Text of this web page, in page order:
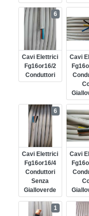
Cavi Elettrici
Fg16or16/2
Conduttori
6
Cavi
Cavi Elettrici
Fg16or16/4
Conduttori
Senza
Gialloverde
6
Cavi
1